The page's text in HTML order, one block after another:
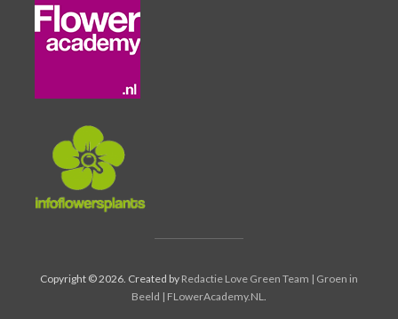
Copyright © 2026. Created by Redactie Love Green Team | Groen in
Beeld | FLowerAcademy.NL